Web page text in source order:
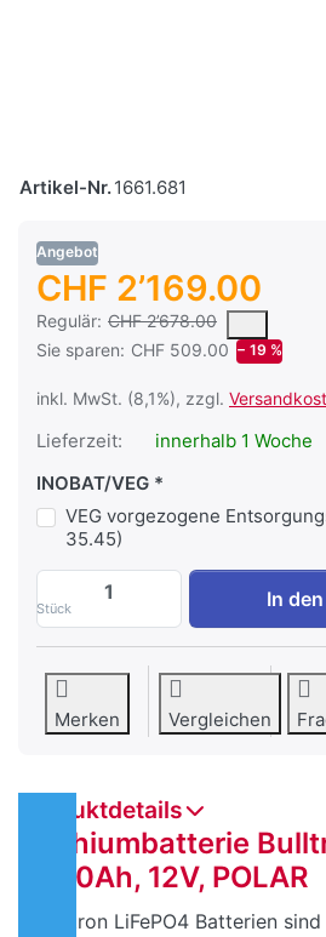
Artikel-Nr.1661.681
Angebot
CHF 2’169.00
Regulär: CHF 2’678.00
Es handelt sich um den mittleren
Sie sparen: CHF 509.00 − 19 %
inkl. MwSt. (8,1%), zzgl.
Lieferzeit:
innerhalb 1 Woche
INOBAT/VEG
VEG vorgezogene
35.45)
Stück
Bulltron
In
Merken Vergleichen
Produktdetails
Lithiumbatterie
320Ah, 12V, POLAR
Bulltron LiFePO4 Batterien